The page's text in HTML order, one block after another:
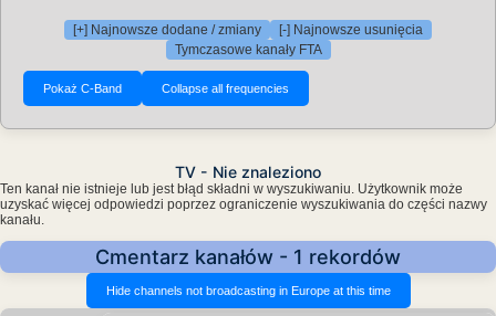
[+] Najnowsze dodane / zmiany
[-] Najnowsze usunięcia
Tymczasowe kanały FTA
TV - Nie znaleziono
Ten kanał nie istnieje lub jest błąd składni w wyszukiwaniu. Użytkownik może
uzyskać więcej odpowiedzi poprzez ograniczenie wyszukiwania do części nazwy
kanału.
Cmentarz kanałów - 1 rekordów